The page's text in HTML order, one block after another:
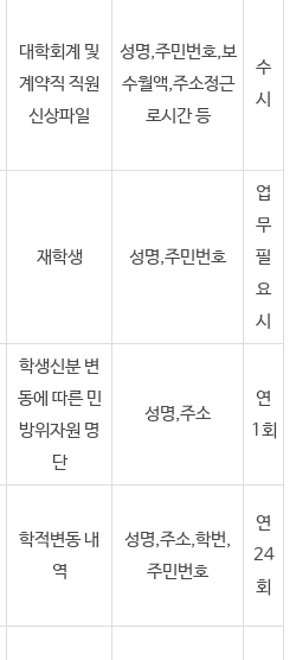
대학회계 및
계약직 직원
신상파일
성명,주민번호,보
수월액,주소정근
로시간 등
수
시
재학생 성명,주민번호
업
무
필
요
시
학생신분 변
동에 따른 민
방위자원 명
단
성명,주소
연
1회
학적변동 내
역
성명,주소,학번,
주민번호
연
24
회